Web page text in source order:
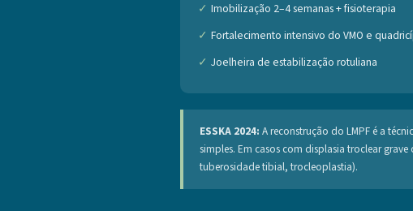
Imobilização 2–4 semanas + fisioterapia
Fortalecimento intensivo do VMO e
Joelheira de estabilização rotuliana
ESSKA 2024: A reconstrução do LMPF é a
simples. Em casos com displasia troclear
tuberosidade tibial, trocleoplastia).